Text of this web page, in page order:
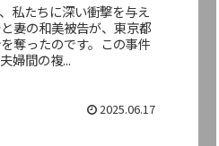
私たちに深い衝撃を与え
妻の和美被告が、東京都
奪ったのです。この事件
婦間の複...
2025.06.17